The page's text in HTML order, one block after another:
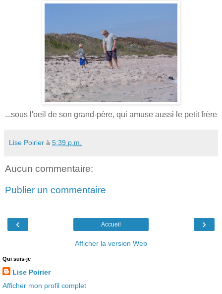
...sous l'oeil de son grand-père, qui amuse aussi le petit frère
Lise Poirier à 5:39 p.m.
Aucun commentaire:
Publier un commentaire
‹ ›
Accueil
Afficher la version Web
Qui suis-je
Lise Poirier
Afficher mon profil complet